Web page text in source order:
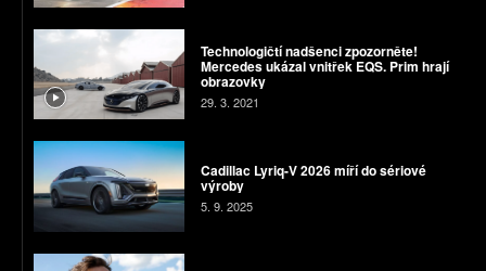
Technologičtí nadšenci zpozorněte!
Mercedes ukázal vnitřek EQS. Prim hrají
obrazovky
29. 3. 2021
Cadillac Lyriq-V 2026 míří do sériové
výroby
5. 9. 2025